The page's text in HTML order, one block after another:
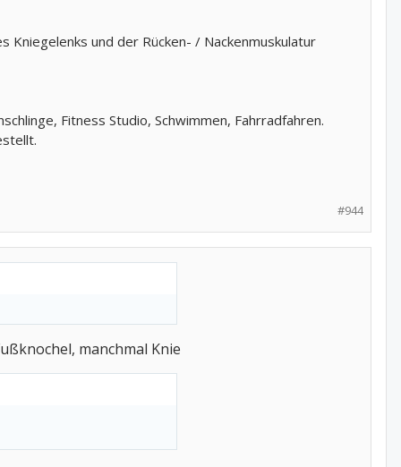
Kniegelenks und der Rücken- / Nackenmuskulatur
Fitness Studio, Schwimmen, Fahrradfahren.
#944
manchmal Knie